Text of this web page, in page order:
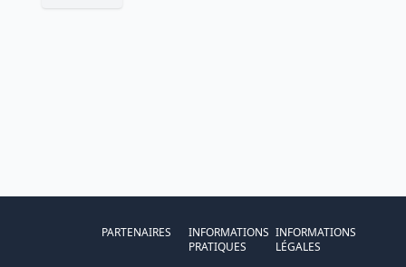
PARTENAIRES
INFORMATIONS
PRATIQUES
INFORMATIONS
LÉGALES